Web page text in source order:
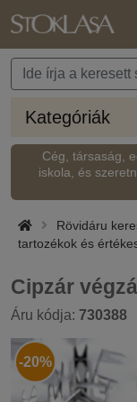
Kategóriák
Cég, társaság,
iskola, és
Rövidáru
tartozékok és
Cipzár
Áru kódja: 730388
-20%